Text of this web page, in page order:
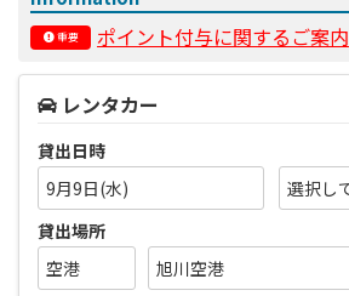
重要 ポイント付与に関するご案内
レンタカー
貸出日時
9月9日(水)
貸出場所